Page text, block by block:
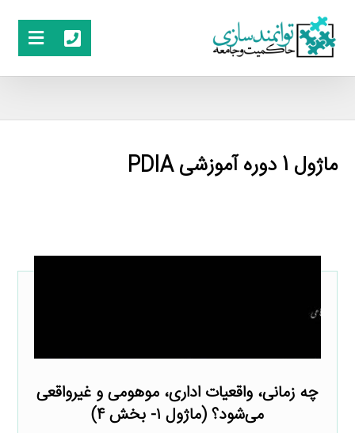
ماژول 1 دوره آموزشی PDIA
چه زمانی، واقعیات اداری، موهومی و غیرواقعی
می‌شود؟ (ماژول ۱- بخش ۴)